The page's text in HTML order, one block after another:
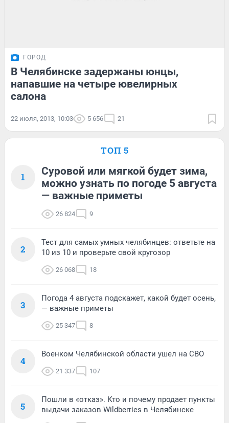
ГОРОД
В Челябинске задержаны юнцы,
напавшие на четыре ювелирных
салона
22 июля, 2013, 10:03 5 656 21
ТОП 5
1
Суровой или мягкой будет зима,
можно узнать по погоде 5 августа
— важные приметы
26 824 9
2
Тест для самых умных челябинцев: ответьте на
10 из 10 и проверьте свой кругозор
26 068 18
3
Погода 4 августа подскажет, какой будет осень,
— важные приметы
25 347 8
4
Военком Челябинской области ушел на СВО
21 337 107
5
Пошли в «отказ». Кто и почему продает пункты
выдачи заказов Wildberries в Челябинске